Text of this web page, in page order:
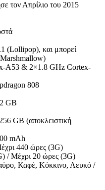
τον Απρίλιο του 2015
(Lollipop), και μπορεί
A53 & 2×1.8 GHz Cortex-
808
GB
GB (αποκλειστική
mAh
440 ώρες (3G)
/ Μέχρι 20 ώρες (3G)
Καφέ, Κόκκινο, Λευκό /